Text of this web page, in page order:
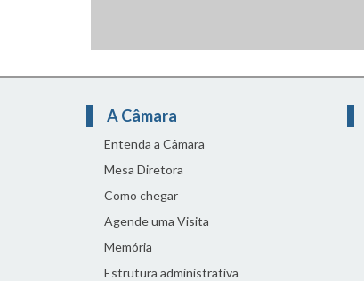
A Câmara
Entenda a Câmara
Mesa Diretora
Como chegar
Agende uma Visita
Memória
Estrutura administrativa